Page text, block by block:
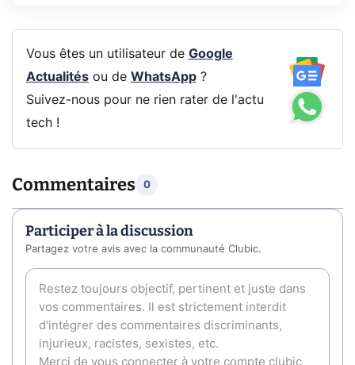
Vous êtes un utilisateur de Google
Actualitésou de WhatsApp?
Suivez-nous pour ne rien rater de l'actu
tech !
Commentaires 0
Participer à la discussion
Partagez votre avis avec la communauté Clubic.